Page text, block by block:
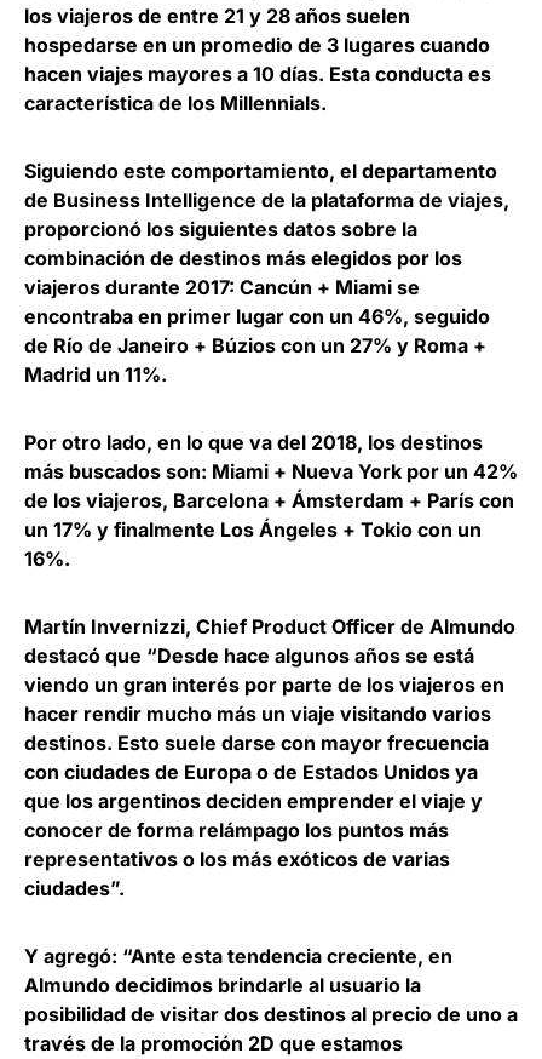
los viajeros de entre 21 y 28 años suelen
hospedarse en un promedio de 3 lugares cuando
hacen viajes mayores a 10 días. Esta conducta es
característica de los Millennials.
Siguiendo este comportamiento, el departamento
de Business Intelligence de la plataforma de viajes,
proporcionó los siguientes datos sobre la
combinación de destinos más elegidos por los
viajeros durante 2017: Cancún + Miami se
encontraba en primer lugar con un 46%, seguido
de Río de Janeiro + Búzios con un 27% y Roma +
Madrid un 11%.
Por otro lado, en lo que va del 2018, los destinos
más buscados son: Miami + Nueva York por un 42%
de los viajeros, Barcelona + Ámsterdam + París con
un 17% y finalmente Los Ángeles + Tokio con un
16%.
Martín Invernizzi, Chief Product Officer de Almundo
destacó que “Desde hace algunos años se está
viendo un gran interés por parte de los viajeros en
hacer rendir mucho más un viaje visitando varios
destinos. Esto suele darse con mayor frecuencia
con ciudades de Europa o de Estados Unidos ya
que los argentinos deciden emprender el viaje y
conocer de forma relámpago los puntos más
representativos o los más exóticos de varias
ciudades”.
Y agregó: “Ante esta tendencia creciente, en
Almundo decidimos brindarle al usuario la
posibilidad de visitar dos destinos al precio de uno a
través de la promoción 2D que estamos